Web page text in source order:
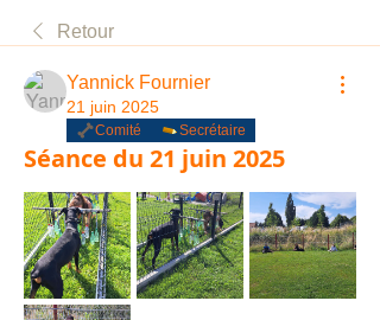
Retour
Yannick Fournier
21 juin 2025
Comité Secrétaire
Séance du 21 juin 2025